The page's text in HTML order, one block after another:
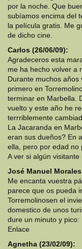
por la noche. Que
subíamos encima del
la película gratis. Me
de dicho cine.
Carlos (26/06/09):
Agradeceros esta
me ha hecho volver a
Durante muchos años
primero en
terminar en Marbella.
vuelto y este año he
terrriblemente
La Jacaranda en
eran sus dueños? En
ella, pero por edad no
A ver si algún
José Manuel
Me encanta vuestra
parece que os pueda
Torremolinosen el
domestico de unos
dure un minuto y pico:
Enlace
Agnetha (23/02/09):